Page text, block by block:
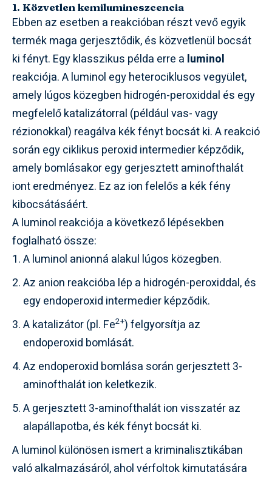
1. Közvetlen kemilumineszcencia
Ebben az esetben a reakcióban részt vevő egyik
termék maga gerjesztődik, és közvetlenül bocsát
ki fényt. Egy klasszikus példa erre a luminol
reakciója. A luminol egy heterociklusos vegyület,
amely lúgos közegben hidrogén-peroxiddal és egy
megfelelő katalizátorral (például vas- vagy
rézionokkal) reagálva kék fényt bocsát ki. A reakció
során egy ciklikus peroxid intermedier képződik,
amely bomlásakor egy gerjesztett aminofthalát
iont eredményez. Ez az ion felelős a kék fény
kibocsátásáért.
A luminol reakciója a következő lépésekben
foglalható össze:
A luminol anionná alakul lúgos közegben.
Az anion reakcióba lép a hidrogén-peroxiddal, és
egy endoperoxid intermedier képződik.
A katalizátor (pl. Fe2+) felgyorsítja az
endoperoxid bomlását.
Az endoperoxid bomlása során gerjesztett 3-
aminofthalát ion keletkezik.
A gerjesztett 3-aminofthalát ion visszatér az
alapállapotba, és kék fényt bocsát ki.
A luminol különösen ismert a kriminalisztikában
való alkalmazásáról, ahol vérfoltok kimutatására